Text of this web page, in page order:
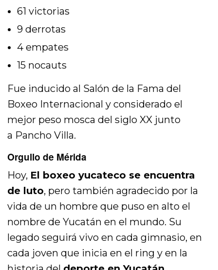
61 victorias
9 derrotas
4 empates
15 nocauts
Fue inducido al Salón de la Fama del
Boxeo Internacional y considerado el
mejor peso mosca del siglo XX junto
a Pancho Villa.
Orgullo de Mérida
Hoy, El boxeo yucateco se encuentra
de luto, pero también agradecido por la
vida de un hombre que puso en alto el
nombre de Yucatán en el mundo. Su
legado seguirá vivo en cada gimnasio, en
cada joven que inicia en el ring y en la